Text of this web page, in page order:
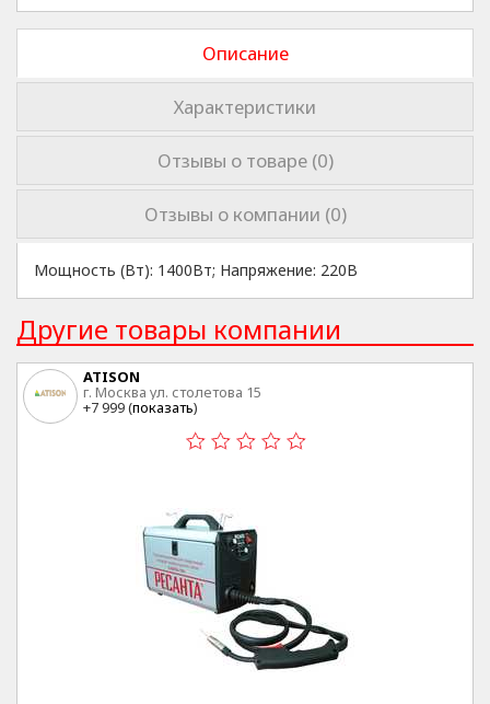
Описание
Характеристики
Отзывы о товаре (0)
Отзывы о компании (0)
Мощность (Вт): 1400Вт; Напряжение: 220В
Другие товары компании
ATISON
г. Москва ул. столетова 15
+7 999 (показать)